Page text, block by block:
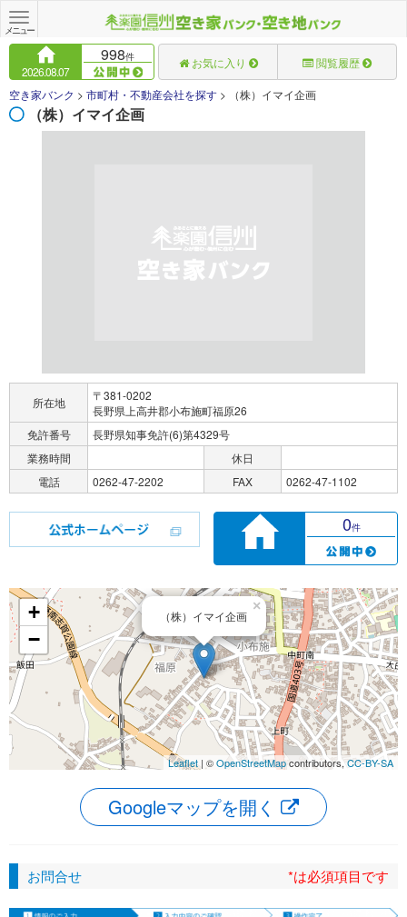
Toggle
navigation
メニュー
2026.08.07
998件 お気に入り 閲覧履歴
空き家バンク > 市町村・不動産会社を探す > （株）イマイ企画
（株）イマイ企画
所在地
〒381-0202
長野県上高井郡小布施町福原26
免許番号
長野県知事免許(6)第4329号
業務時間
休日
電話
0262-47-2202 FAX 0262-47-1102
0件
（株）イマイ企画
×
+
−
Leaflet | ©OpenStreetMapcontributors,CC-BY-SA
Googleマップを開く
お問合せ *は必須項目です